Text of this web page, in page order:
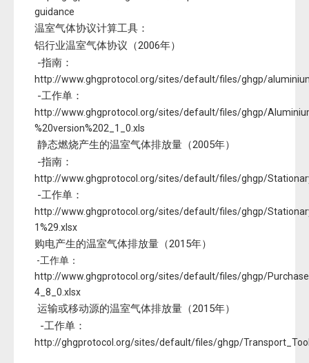
guidance
温室气体协议计算工具：
铝行业温室气体协议（2006年）
-指南：
http://www.ghgprotocol.org/sites/default/files/ghgp/
-工作单：
http://www.ghgprotocol.org/sites/default/files/ghgp/
%20version%202_1_0.xls
静态燃烧产生的温室气体排放量（2005年）
-指南：
http://www.ghgprotocol.org/sites/default/files/ghgp/
-工作单：
http://www.ghgprotocol.org/sites/default/files/ghgp/
1%29.xlsx
购电产生的温室气体排放量（2015年）
-工作单：
http://www.ghgprotocol.org/sites/default/files/ghgp/
4_8_0.xlsx
运输或移动源的温室气体排放量（2015年）
-工作单：
http://ghgprotocol.org/sites/default/files/ghgp/